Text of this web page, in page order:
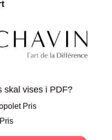
skal vises i PDF?
Pris